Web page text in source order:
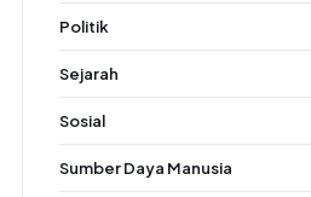
Politik
Sejarah
Sosial
Sumber Daya Manusia